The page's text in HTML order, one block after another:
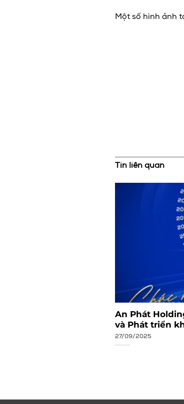
Một số hình ảnh
Tin liên quan
An Phát
và Phát triển
27/09/2025